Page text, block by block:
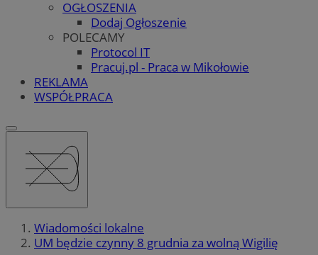
OGŁOSZENIA
Dodaj Ogłoszenie
POLECAMY
Protocol IT
Pracuj.pl - Praca w Mikołowie
REKLAMA
WSPÓŁPRACA
Wiadomości lokalne
UM będzie czynny 8 grudnia za wolną Wigilię